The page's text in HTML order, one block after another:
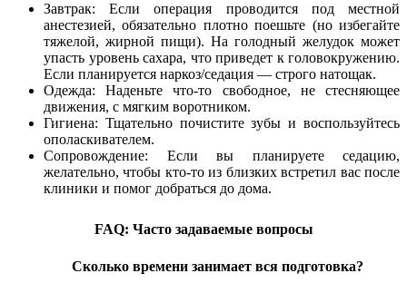
Завтрак: Если операция проводится под местной
анестезией, обязательно плотно поешьте (но избегайте
тяжелой, жирной пищи). На голодный желудок может
упасть уровень сахара, что приведет к головокружению.
Если планируется наркоз/седация — строго натощак.
Одежда: Наденьте что-то свободное, не стесняющее
движения, с мягким воротником.
Гигиена: Тщательно почистите зубы и воспользуйтесь
ополаскивателем.
Сопровождение: Если вы планируете седацию,
желательно, чтобы кто-то из близких встретил вас после
клиники и помог добраться до дома.
FAQ: Часто задаваемые вопросы
Сколько времени занимает вся подготовка?